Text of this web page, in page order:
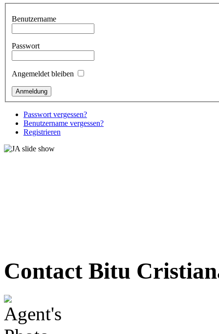
Benutzername
Passwort
Angemeldet bleiben
Passwort vergessen?
Benutzername vergessen?
Registrieren
Contact Bitu